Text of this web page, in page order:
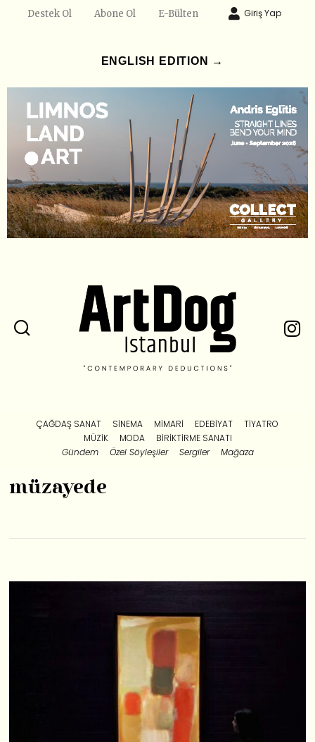
Destek Ol Abone Ol E-Bülten Giriş Yap
ENGLISH EDITION →
ÇAĞDAŞ SANAT SINEMA MIMARI EDEBIYAT
TIYATRO
MÜZIK
MODA
BIRIKTIRME SANATI
Gündem
Özel Söyleşiler Sergiler Mağaza
müzayede